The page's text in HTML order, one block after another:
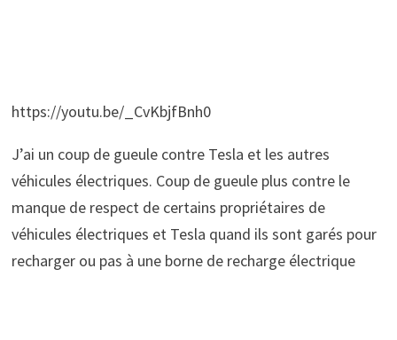
https://youtu.be/_CvKbjfBnh0
J’ai un coup de gueule contre Tesla et les autres
véhicules électriques. Coup de gueule plus contre le
manque de respect de certains propriétaires de
véhicules électriques et Tesla quand ils sont garés pour
recharger ou pas à une borne de recharge électrique